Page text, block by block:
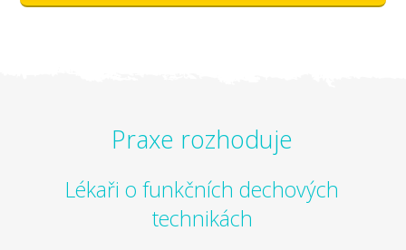
Praxe rozhoduje
Lékaři o funkčních dechových
technikách